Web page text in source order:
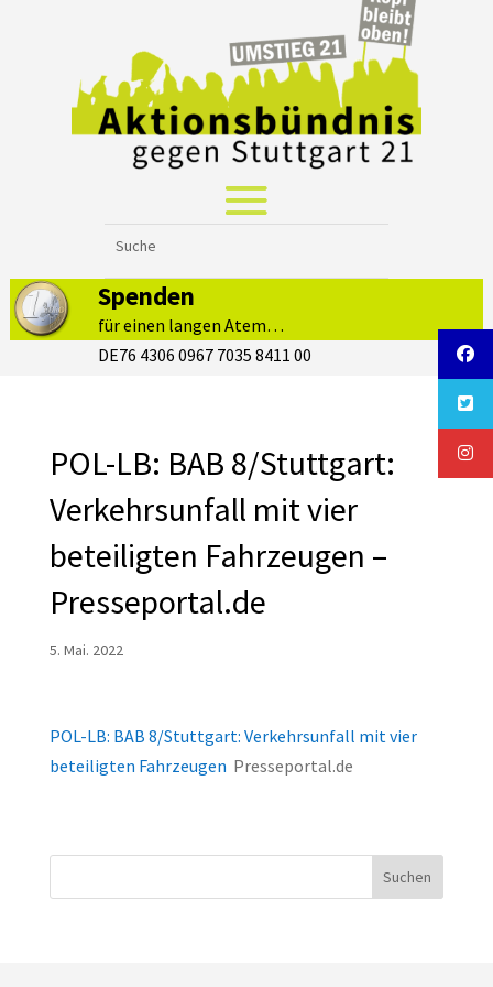
Spenden
für einen langen Atem…
DE76 4306 0967 7035 8411 00
POL-LB: BAB 8/Stuttgart:
Verkehrsunfall mit vier
beteiligten Fahrzeugen –
Presseportal.de
5. Mai. 2022
POL-LB: BAB 8/Stuttgart: Verkehrsunfall mit vier
beteiligten Fahrzeugen Presseportal.de
Suchen